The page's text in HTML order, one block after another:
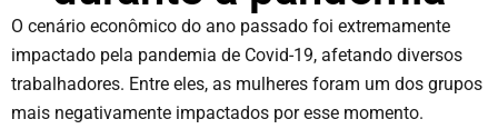
O cenário econômico do ano passado foi extremamente
impactado pela pandemia de Covid-19, afetando diversos
trabalhadores. Entre eles, as mulheres foram um dos grupos
mais negativamente impactados por esse momento.